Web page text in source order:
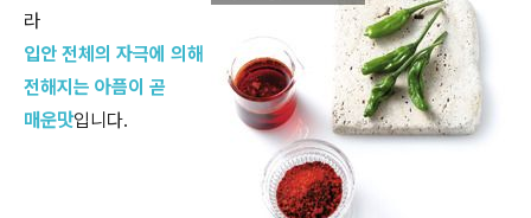
라
입안 전체의 자극에 의해
전해지는 아픔이 곧
매운맛입니다.